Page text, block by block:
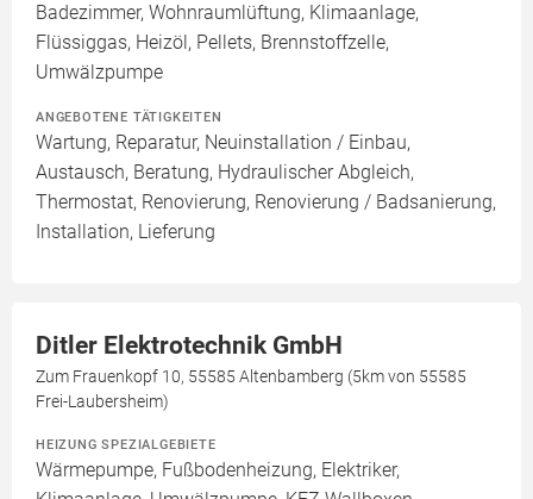
Badezimmer, Wohnraumlüftung, Klimaanlage,
Flüssiggas, Heizöl, Pellets, Brennstoffzelle,
Umwälzpumpe
ANGEBOTENE TÄTIGKEITEN
Wartung, Reparatur, Neuinstallation / Einbau,
Austausch, Beratung, Hydraulischer Abgleich,
Thermostat, Renovierung, Renovierung / Badsanierung,
Installation, Lieferung
Ditler Elektrotechnik GmbH
Zum Frauenkopf 10, 55585 Altenbamberg (5km von 55585
Frei-Laubersheim)
HEIZUNG SPEZIALGEBIETE
Wärmepumpe, Fußbodenheizung, Elektriker,